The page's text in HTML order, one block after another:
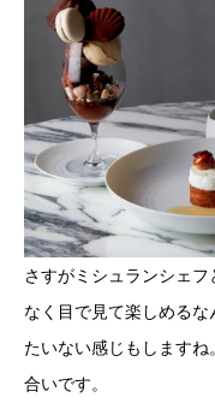
さすがミシュランシェ
なく目で見て楽しめる
たいない感じもします
合いです。